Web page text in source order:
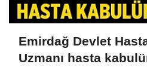
Emirdağ Devlet
Uzmanı hasta